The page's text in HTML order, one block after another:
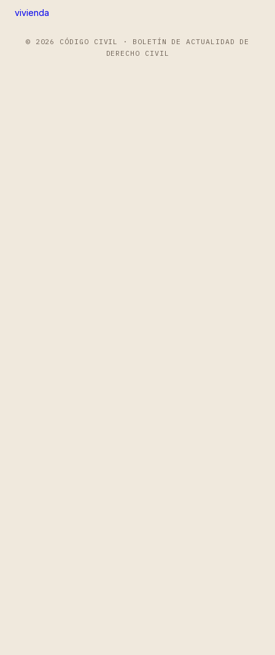
vivienda
© 2026 CÓDIGO CIVIL · BOLETÍN DE ACTUALIDAD DE
DERECHO CIVIL